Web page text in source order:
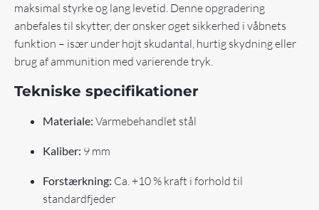
maksimal styrke og lang levetid. Denne opgradering
anbefales til skytter, der ønsker øget sikkerhed i våbnets
funktion – især under højt skudantal, hurtig skydning eller
brug af ammunition med varierende tryk.
Tekniske specifikationer
Materiale: Varmebehandlet stål
Kaliber: 9 mm
Forstærkning: Ca. +10 % kraft i forhold til
standardfjeder